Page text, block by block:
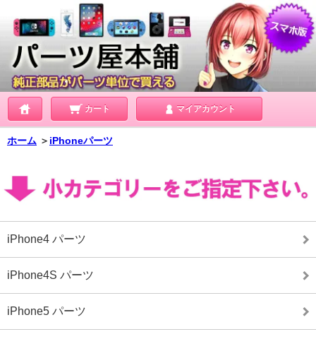
カート マイアカウント
ホーム ＞ iPhoneパーツ
iPhone4 パーツ
iPhone4S パーツ
iPhone5 パーツ